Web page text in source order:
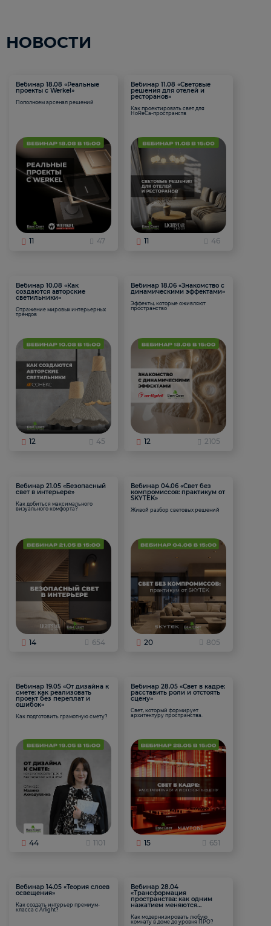
НОВОСТИ
Вебинар 18.08 «Реальные
проекты с Werkel»
Пополняем арсенал решений
11 47
Вебинар 11.08 «Световые
решения для отелей и
ресторанов»
Как проектировать свет для
HoReCa-пространств
11 46
Вебинар 10.08 «Как
создаются авторские
светильники»
Отражение мировых интерьерных
трендов
12 45
Вебинар 18.06 «Знакомство с
динамическими эффектами»
Эффекты, которые оживляют
пространство
12 2105
Вебинар 21.05 «Безопасный
свет в интерьере»
Как добиться максимального
визуального комфорта?
14 654
Вебинар 04.06 «Свет без
компромиссов: практикум от
SKYTEK»
Живой разбор световых решений
20 805
Вебинар 19.05 «От дизайна к
смете: как реализовать
проект без переплат и
ошибок»
Как подготовить грамотную смету?
44 1101
Вебинар 28.05 «Свет в кадре:
расставить роли и отстоять
сцену»
Свет, который формирует
архитектуру пространства.
15 651
Вебинар 14.05 «Теория слоев
освещения»
Как создать интерьер премиум-
класса с Arlight?
Вебинар 28.04
«Трансформация
пространства: как одним
нажатием меняются
Как модернизировать любую
комнату в доме до уровня ПРО?